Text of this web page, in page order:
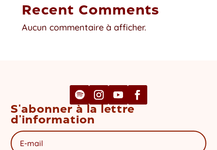
Recent Comments
Aucun commentaire à afficher.
S'abonner à la lettre
d'information